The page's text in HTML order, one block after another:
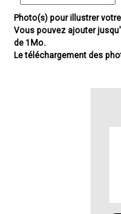
Photo(s) pour illustrer
Vous pouvez ajouter
de 1Mo.
Le téléchargement des